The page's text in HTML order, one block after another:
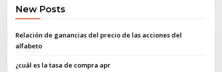
New Posts
Relación de ganancias del precio de las acciones del
alfabeto
¿cuál es la tasa de compra apr